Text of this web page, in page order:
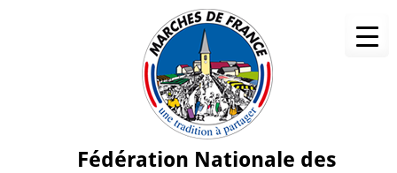
Fédération Nationale des